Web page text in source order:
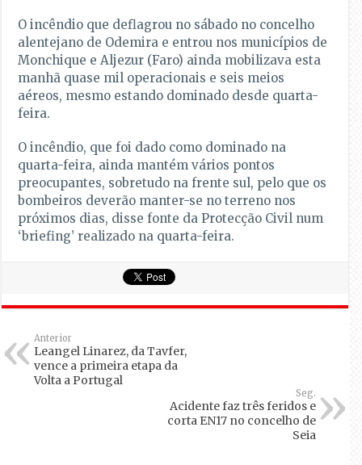
O incêndio que deflagrou no sábado no concelho
alentejano de Odemira e entrou nos municípios de
Monchique e Aljezur (Faro) ainda mobilizava esta
manhã quase mil operacionais e seis meios
aéreos, mesmo estando dominado desde quarta-
feira.
O incêndio, que foi dado como dominado na
quarta-feira, ainda mantém vários pontos
preocupantes, sobretudo na frente sul, pelo que os
bombeiros deverão manter-se no terreno nos
próximos dias, disse fonte da Protecção Civil num
‘briefing’ realizado na quarta-feira.
Anterior
Leangel Linarez, da Tavfer,
vence a primeira etapa da
Volta a Portugal
Seg.
Acidente faz três feridos e
corta EN17 no concelho de
Seia